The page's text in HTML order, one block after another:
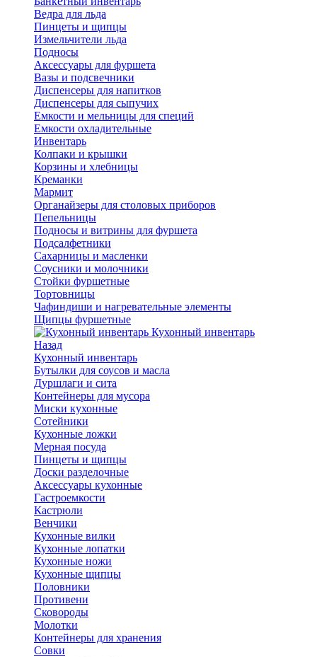
Ведра для льда
Пинцеты и щипцы
Измельчители льда
Подносы
Аксессуары для фуршета
Вазы и подсвечники
Диспенсеры для напитков
Диспенсеры для сыпучих
Емкости и мельницы для специй
Емкости охладительные
Инвентарь
Колпаки и крышки
Корзины и хлебницы
Креманки
Мармит
Органайзеры для столовых приборов
Пепельницы
Подносы и витрины для фуршета
Подсалфетники
Сахарницы и масленки
Соусники и молочники
Стойки фуршетные
Тортовницы
Чафиндиши и нагревательные элементы
Щипцы фуршетные
Кухонный инвентарь
Назад
Кухонный инвентарь
Бутылки для соусов и масла
Дуршлаги и сита
Контейнеры для мусора
Миски кухонные
Сотейники
Кухонные ложки
Мерная посуда
Пинцеты и щипцы
Доски разделочные
Аксессуары кухонные
Гастроемкости
Кастрюли
Венчики
Кухонные вилки
Кухонные лопатки
Кухонные ножи
Кухонные щипцы
Половники
Противени
Сковороды
Молотки
Контейнеры для хранения
Совки